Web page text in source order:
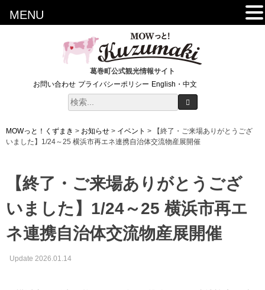
葛巻町公式観光情報サイト
お問い合わせ プライバシーポリシー English・中文
MOWっと！くずまき > お知らせ > イベント >
【終了・ご来場ありがとうござ
いました】1/24～25 横浜市再エネ連携自治体交流物産展開催
【終了・ご来場ありがとうござ
いました】1/24～25 横浜市再エ
ネ連携自治体交流物産展開催
Update 2026.01.14
MENU